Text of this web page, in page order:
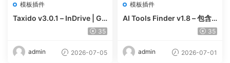
模板插件
Taxido v3.0.1 – InDrive | Gr
ab | Uber Clone | Taxi Book
ing | Parcel
35
admin 2026-07-05
模板插件
AI Tools Finder v1.8 – 包含
5000 多种工具、订阅、广告
录
35
admin 2026-07-01